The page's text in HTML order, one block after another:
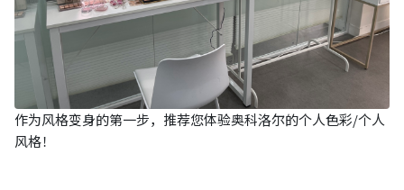
作为风格变身的第一步，推荐您体验奥科洛尔的个人色彩/个人
风格！